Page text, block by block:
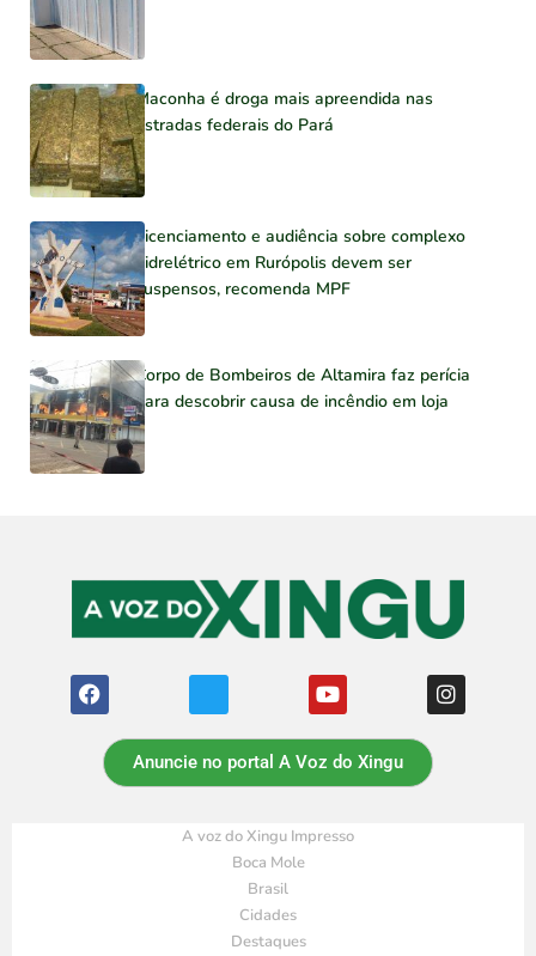
Maconha é droga mais apreendida nas
estradas federais do Pará
Licenciamento e audiência sobre complexo
hidrelétrico em Rurópolis devem ser
suspensos, recomenda MPF
Corpo de Bombeiros de Altamira faz perícia
para descobrir causa de incêndio em loja
Anuncie no portal A Voz do Xingu
A voz do Xingu Impresso
Boca Mole
Brasil
Cidades
Destaques